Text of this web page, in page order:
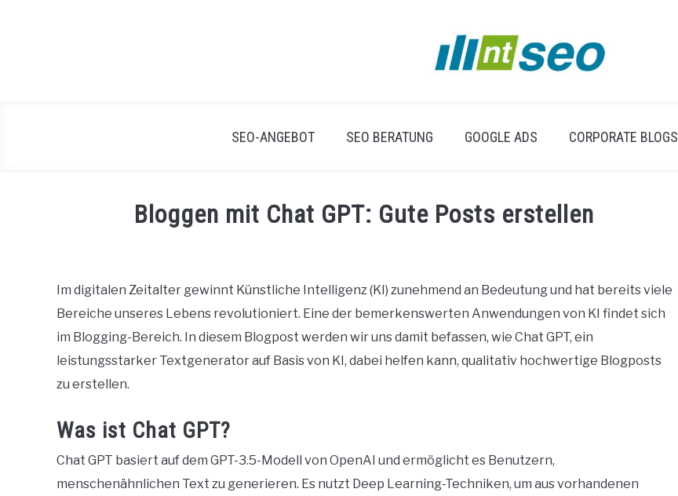
SEO-ANGEBOT SEO BERATUNG GOOGLE ADS CORPORATE BLOGS
Bloggen mit Chat GPT: Gute Posts erstellen
Hennig
in
Im digitalen Zeitalter gewinnt Künstliche Intelligenz (KI) zunehmend an Bedeutung und hat bereits viele
Bereiche unseres Lebens revolutioniert. Eine der bemerkenswerten Anwendungen von KI findet sich
im Blogging-Bereich. In diesem Blogpost werden wir uns damit befassen, wie Chat GPT, ein
leistungsstarker Textgenerator auf Basis von KI, dabei helfen kann, qualitativ hochwertige Blogposts
zu erstellen.
Was ist Chat GPT?
Chat GPT basiert auf dem GPT-3.5-Modell von OpenAI und ermöglicht es Benutzern,
menschenähnlichen Text zu generieren. Es nutzt Deep Learning-Techniken, um aus vorhandenen